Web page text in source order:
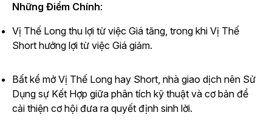
Những Điểm Chính:
Vị Thế Long thu lợi từ việc Giá tăng, trong khi Vị Thế
Short hưởng lợi từ việc Giá giảm.
Bất kể mở Vị Thế Long hay Short, nhà giao dịch nên Sử
Dụng sự Kết Hợp giữa phân tích kỹ thuật và cơ bản để
cải thiện cơ hội đưa ra quyết định sinh lời.